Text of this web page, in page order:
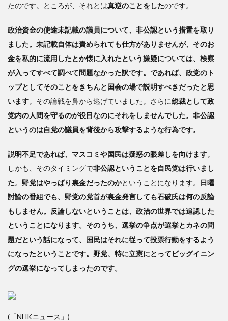
たのです。ところが、それとは真逆のことをしたのです。
政治資金の使途未記載の議員について、非公認という措置を取り
ました。未記載自体は責められても仕方がありませんが、そのお
金を私的に流用したとか懐に入れたという嫌疑については、検察
が入ってすべて調べて問題なかった訳です。であれば、政党のト
ップとしてそのことをきちんと国会の場で説明すべきだったと思
います。その論戦を鼻から逃げていました。さらに総裁として政
党内の人間を守るのが役目なのにそれをしませんでした。非公認
というのは自党の議員を背後から攻撃するような行為です。
説明不足であれば、マスコミや国民は疑惑の眼差しを向けます。
しかも、そのタイミングで非公認ということを自民党は行いまし
た。 野党はやっぱり裏金だったのかということになります。
日曜
討論の番組でも、野党の党首が裏金発言しても石破氏は何の反論
もしません。反論しないということは、政治の世界では追認した
ということになります。そのうち、選挙の争点が選挙とカネの問
題だという話になって、国民はそれに従って投票行動をするよう
になったということです。野党、特に立憲にとってビッグイニン
グの選挙になってしまったのです。
(「NHKニュース」)